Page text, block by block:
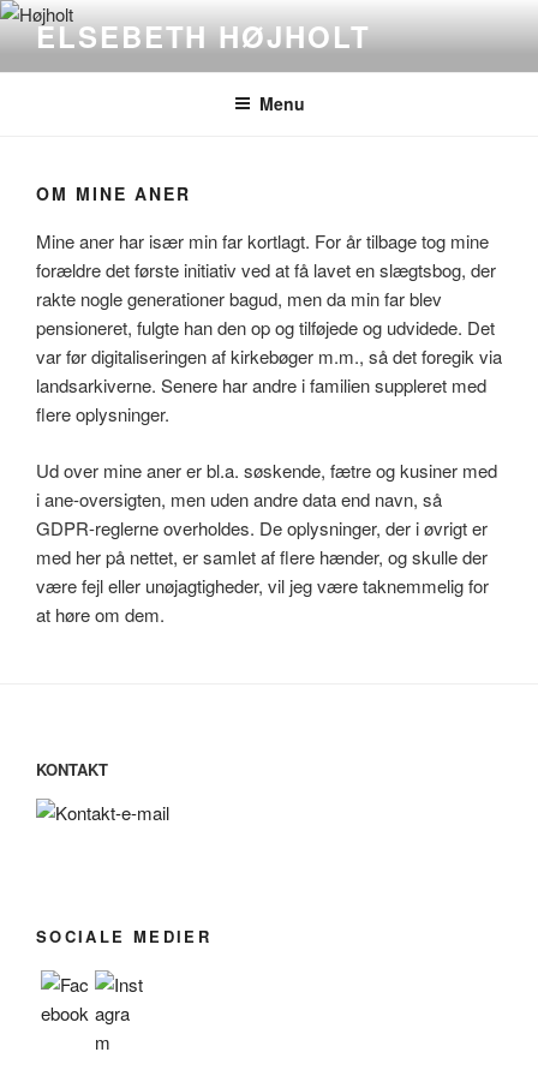
Videre
indhold
ELSEBETH HØJHOLT
Menu
OM MINE ANER
Mine aner har især min far kortlagt. For år tilbage tog mine
forældre det første initiativ ved at få lavet en slægtsbog, der
rakte nogle generationer bagud, men da min far blev
pensioneret, fulgte han den op og tilføjede og udvidede. Det
var før digitaliseringen af kirkebøger m.m., så det foregik via
landsarkiverne. Senere har andre i familien suppleret med
flere oplysninger.
Ud over mine aner er bl.a. søskende, fætre og kusiner med
i ane-oversigten, men uden andre data end navn, så
GDPR-reglerne overholdes. De oplysninger, der i øvrigt er
med her på nettet, er samlet af flere hænder, og skulle der
være fejl eller unøjagtigheder, vil jeg være taknemmelig for
at høre om dem.
KONTAKT
SOCIALE MEDIER